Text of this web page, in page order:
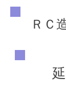
ＲＣ